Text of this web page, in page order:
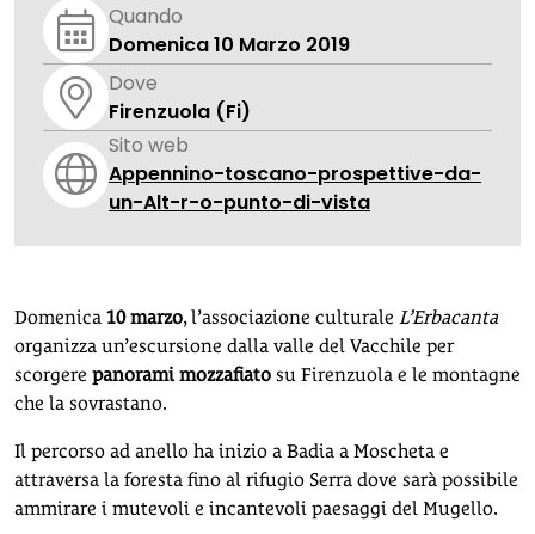
Quando
Domenica 10 Marzo 2019
Dove
Firenzuola (Fi)
Sito web
Appennino-toscano-prospettive-da-
un-Alt-r-o-punto-di-vista
Domenica 10 marzo, l’associazione culturale L’Erbacanta
organizza un’escursione dalla valle del Vacchile per
scorgere panorami mozzafiato su Firenzuola e le montagne
che la sovrastano.
Il percorso ad anello ha inizio a Badia a Moscheta e
attraversa la foresta fino al rifugio Serra dove sarà possibile
ammirare i mutevoli e incantevoli paesaggi del Mugello.